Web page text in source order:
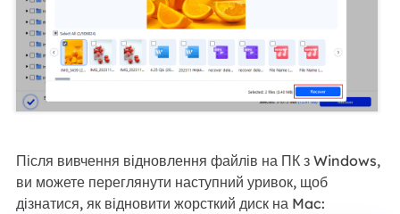
Після вивчення відновлення файлів на ПК з Windows,
ви можете переглянути наступний уривок, щоб
дізнатися, як відновити жорсткий диск на Mac: